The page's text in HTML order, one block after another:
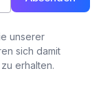
unserer
sich damit
erhalten.